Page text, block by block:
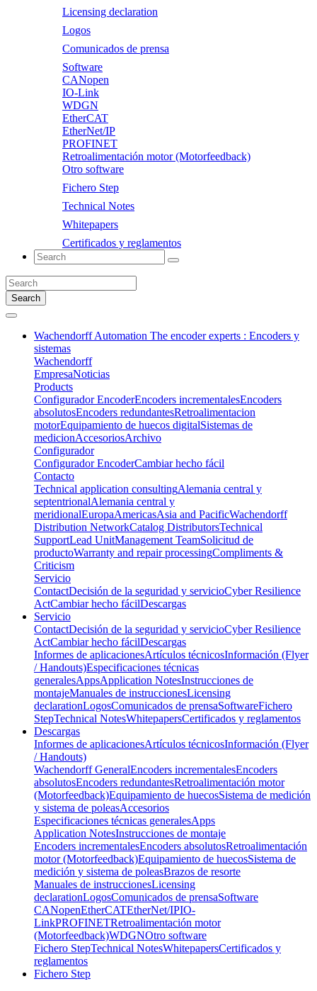
Licensing declaration
Logos
Comunicados de prensa
Software
CANopen
IO-Link
WDGN
EtherCAT
EtherNet/IP
PROFINET
Retroalimentación motor (Motorfeedback)
Otro software
Fichero Step
Technical Notes
Whitepapers
Certificados y reglamentos
Search
Wachendorff Automation The encoder experts : Encoders y
sistemas
Wachendorff
EmpresaNoticias
Products
Configurador EncoderEncoders incrementalesEncoders
absolutosEncoders redundantesRetroalimentacion
motorEquipamiento de huecos digitalSistemas de
medicionAccesoriosArchivo
Configurador
Configurador EncoderCambiar hecho fácil
Contacto
Technical application consultingAlemania central y
septentrionalAlemania central y
meridionalEuropaAmericasAsia and PacificWachendorff
Distribution NetworkCatalog DistributorsTechnical
SupportLead UnitManagement TeamSolicitud de
productoWarranty and repair processingCompliments &
Criticism
Servicio
ContactDecisión de la seguridad y servicioCyber Resilience
ActCambiar hecho fácilDescargas
Servicio
ContactDecisión de la seguridad y servicioCyber Resilience
ActCambiar hecho fácilDescargas
Informes de aplicacionesArtículos técnicosInformación (Flyer
/ Handouts)Especificaciones técnicas
generalesAppsApplication NotesInstrucciones de
montajeManuales de instruccionesLicensing
declarationLogosComunicados de prensaSoftwareFichero
StepTechnical NotesWhitepapersCertificados y reglamentos
Descargas
Informes de aplicacionesArtículos técnicosInformación (Flyer
/ Handouts)
Wachendorff GeneralEncoders incrementalesEncoders
absolutosEncoders redundantesRetroalimentación motor
(Motorfeedback)Equipamiento de huecosSistema de medición
y sistema de poleasAccesorios
Especificaciones técnicas generalesApps
Application NotesInstrucciones de montaje
Encoders incrementalesEncoders absolutosRetroalimentación
motor (Motorfeedback)Equipamiento de huecosSistema de
medición y sistema de poleasBrazos de resorte
Manuales de instruccionesLicensing
declarationLogosComunicados de prensaSoftware
CANopenEtherCATEtherNet/IPIO-
LinkPROFINETRetroalimentación motor
(Motorfeedback)WDGNOtro software
Fichero StepTechnical NotesWhitepapersCertificados y
reglamentos
Fichero Step